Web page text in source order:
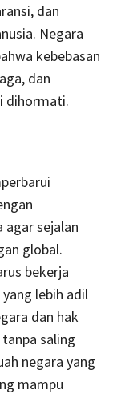
dan
Negara
kebebasan
dan
dihormati.
agar sejalan
global.
bekerja
lebih adil
dan hak
saling
negara yang
mampu